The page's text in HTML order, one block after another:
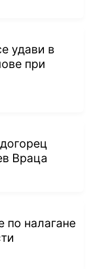
удави в
при
Враца
налагане